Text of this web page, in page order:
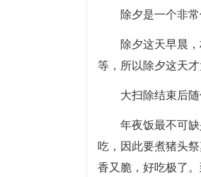
除夕是一个非
除夕这天早晨
等，所以除夕这天才
大扫除结束后
年夜饭最不可
吃，因此要煮猪头
香又脆，好吃极了